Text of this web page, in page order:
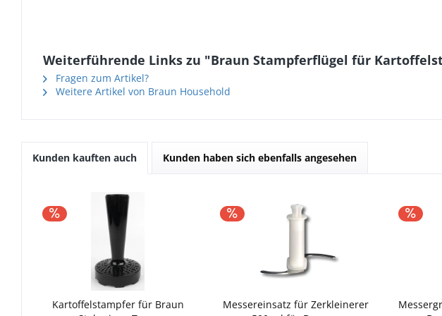
Weiterführende Links zu "Braun Stampferflügel für
Fragen zum Artikel?
Weitere Artikel von Braun Household
Kunden kauften auch Kunden haben sich ebenfalls angesehen
Kartoffelstampfer für Braun
Messereinsatz für Zerkleinerer